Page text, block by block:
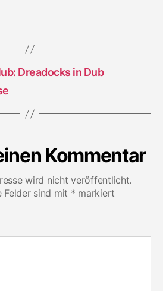
Pon
Dreadocks in Dub
Kommentar
wird nicht veröffentlicht.
Felder sind mit * markiert